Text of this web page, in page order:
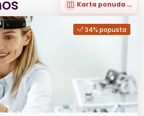
Karta ponuda (1)
34% popusta